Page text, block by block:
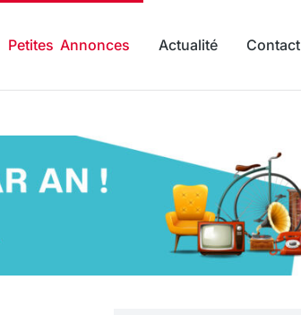
Petites Annonces Actualité Contact